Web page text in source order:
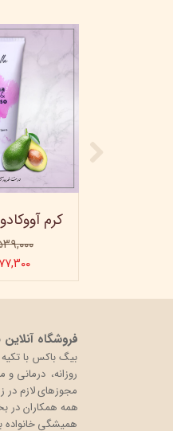
۵۳۹,۰۰۰
۳۷۷,۳۰۰
فروشگاه
روزانه، درمانی
مجوزهای لازم در
همه همکاران در
همیشگی خانواده